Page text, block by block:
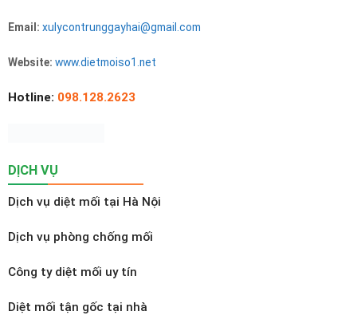
Email: xulycontrunggayhai@gmail.com
Website: www.dietmoiso1.net
Hotline: 098.128.2623
DỊCH VỤ
Dịch vụ diệt mối tại Hà Nội
Dịch vụ phòng chống mối
Công ty diệt mối uy tín
Diệt mối tận gốc tại nhà